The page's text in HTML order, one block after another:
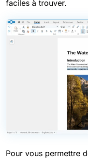
faciles à trouver.
Pour vous permettre